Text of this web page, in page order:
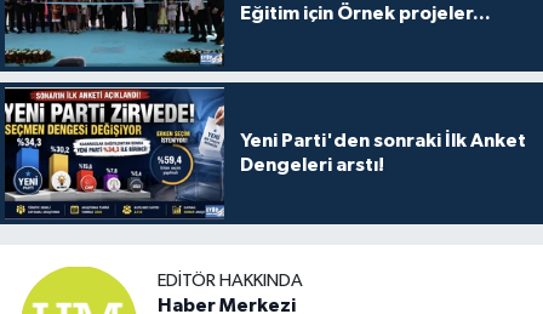
Eğitim için Örnek projeler...
Yeni Parti'den sonraki İlk Anket
Dengeleri arstı!
EDITÖR HAKKINDA
Haber Merkezi